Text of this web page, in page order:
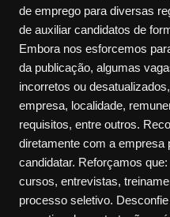
de emprego para diversas
de auxiliar candidatos de
Embora nos esforcemos
da publicação, algumas
incorretos ou
empresa, localidade,
requisitos, entre outros.
diretamente com a empresa
candidatar. Reforçamos
cursos, entrevistas,
processo seletivo.